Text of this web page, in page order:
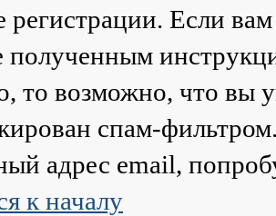
регистрации. Если
полученным
то возможно, что вы
спам-
адрес email,
к началу